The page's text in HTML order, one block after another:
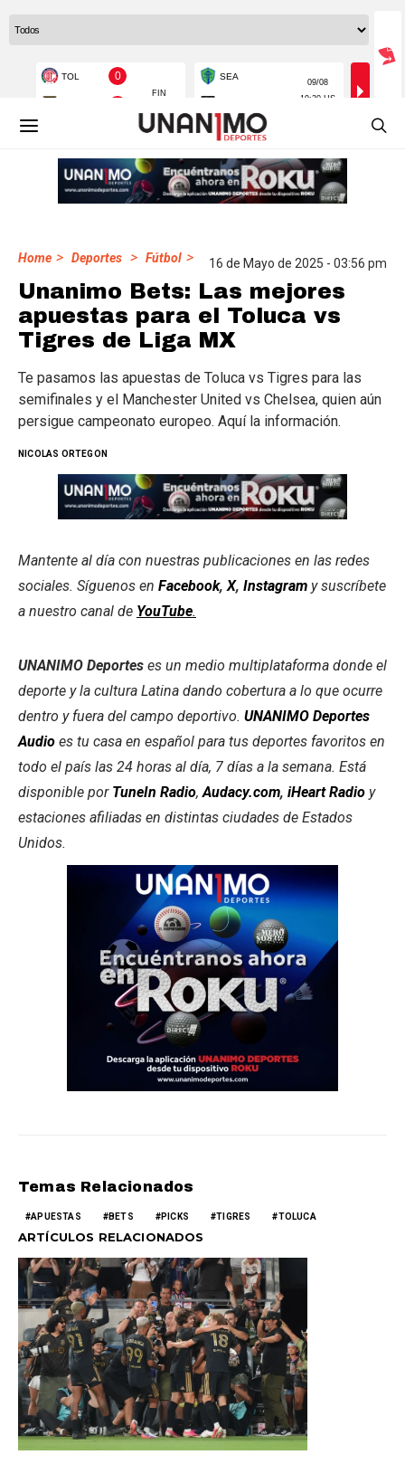
Home > Deportes > Fútbol > 16 de Mayo de 2025 - 03:56 pm
Unanimo Bets: Las mejores
apuestas para el Toluca vs
Tigres de Liga MX
Te pasamos las apuestas de Toluca vs Tigres para las
semifinales y el Manchester United vs Chelsea, quien aún
persigue campeonato europeo. Aquí la información.
NICOLAS ORTEGON
Mantente al día con nuestras publicaciones en las redes
sociales. Síguenos en Facebook,X, Instagram y suscríbete
a nuestro canal de YouTube.
UNANIMO Deportes es un medio multiplataforma donde el
deporte y la cultura Latina dando cobertura a lo que ocurre
dentro y fuera del campo deportivo. UNANIMO Deportes
Audio es tu casa en español para tus deportes favoritos en
todo el país las 24 horas al día, 7 días a la semana. Está
disponible por TuneIn Radio,Audacy.com, iHeart Radio y
estaciones afiliadas en distintas ciudades de Estados
Unidos.
Temas Relacionados
APUESTAS BETS PICKS TIGRES TOLUCA
ARTÍCULOS RELACIONADOS